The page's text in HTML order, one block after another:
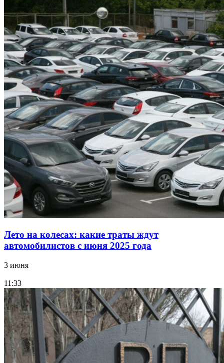
Лето на колесах: какие траты ждут
автомобилистов с июня 2025 года
3 июня
11:33